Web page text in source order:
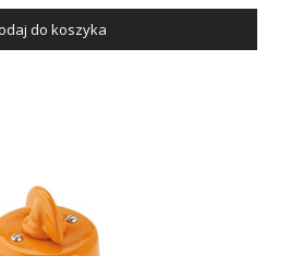
do koszyka